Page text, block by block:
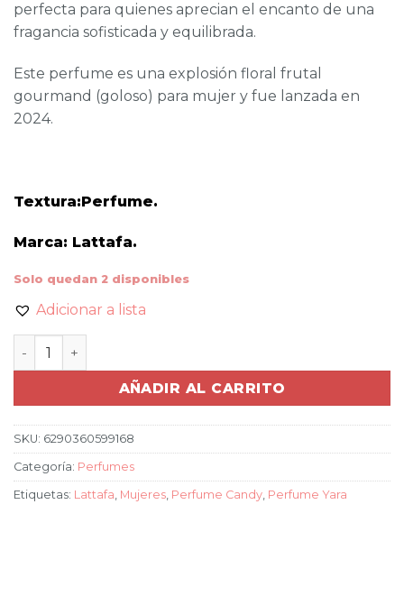
perfecta para quienes aprecian el encanto de una
fragancia sofisticada y equilibrada.
Este perfume es una explosión floral frutal
gourmand (goloso) para mujer y fue lanzada en
2024.
Textura:Perfume.
Marca: Lattafa.
Solo quedan 2 disponibles
Adicionar a lista
PERFUME YARA CANDY DE LATTAFA PARA MUJER
AÑADIR AL CARRITO
SKU: 6290360599168
Categoría: Perfumes
Etiquetas: Lattafa Mujeres Perfume Candy Perfume Yara